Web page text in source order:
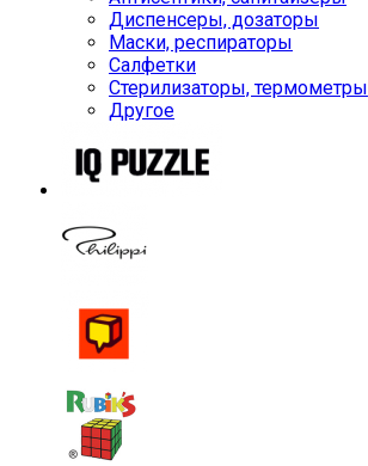
Диспенсеры, дозаторы
Маски, респираторы
Салфетки
Стерилизаторы, термометры
Другое